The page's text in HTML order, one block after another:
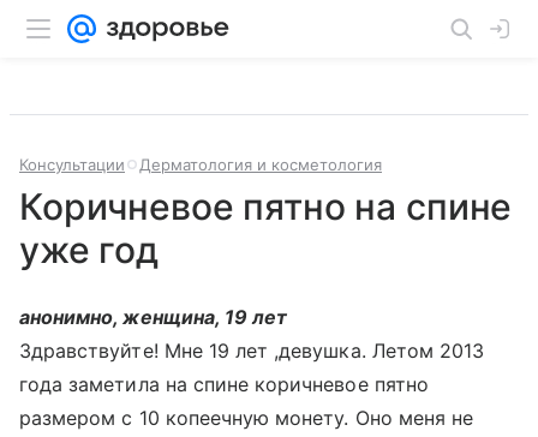
Консультации Дерматология и косметология
Коричневое пятно на спине
уже год
анонимно, женщина, 19 лет
Здравствуйте! Мне 19 лет ,девушка. Летом 2013
года заметила на спине коричневое пятно
размером с 10 копеечную монету. Оно меня не